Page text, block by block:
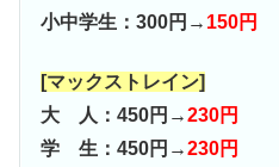
小中学生：300円→ 150円
[マックストレイン]
大 人：450円→230円
学 生：450円→230円